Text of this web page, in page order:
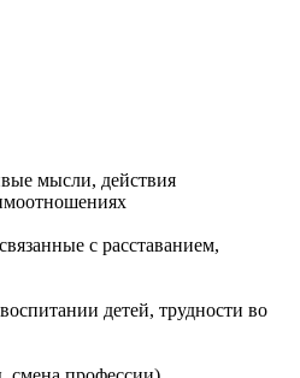
мысли, действия
с расставанием,
детей, трудности во